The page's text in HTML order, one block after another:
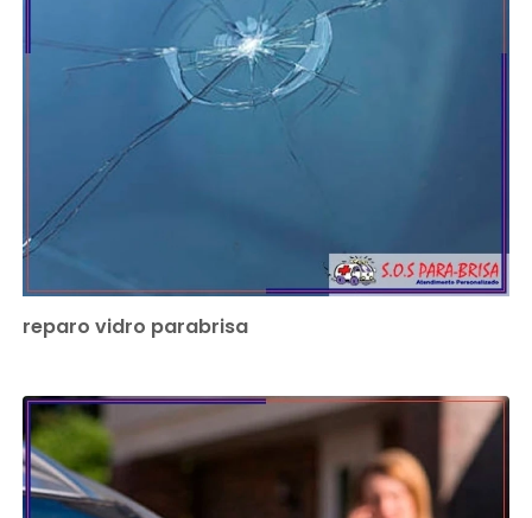
reparo vidro parabrisa